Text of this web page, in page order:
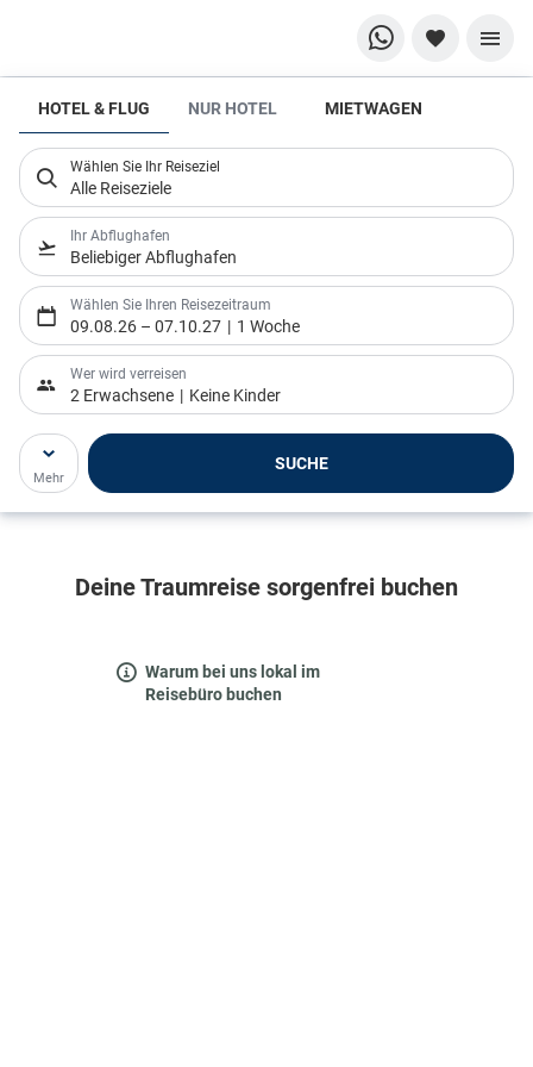
Tipps
rund um
die
Buchung
HOTEL & FLUG NUR HOTEL MIETWAGEN
Wählen Sie Ihr Reiseziel
Alle Reiseziele
Ihr Abflughafen
Beliebiger Abflughafen
Wählen Sie Ihren Reisezeitraum
09.08.26 – 07.10.27 1 Woche
Wer wird verreisen
2 Erwachsene Keine Kinder
Mehr
SUCHE
Deine Traumreise sorgenfrei buchen
Warum bei uns lokal im
Reisebüro buchen